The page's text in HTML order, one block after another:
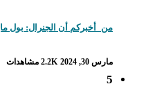
من_أخبركم أن الجنرال: بول
مارس 30, 2024 2.2K مشاهدات
5